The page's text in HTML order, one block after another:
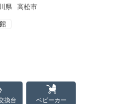
県 高松市
換台 ベビーカー